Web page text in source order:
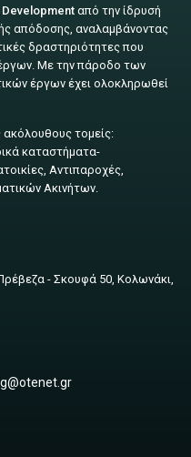
από την ίδρυσή
απόδοσης, αναλαμβάνοντας
δραστηριότητες που
Με την πάροδο των
έργων έχει ολοκληρωθεί
ακόλουθους τομείς:
καταστήματα-
Αντιπαροχές,
Ακινήτων.
- Σκουφά 50, Κολωνάκι,